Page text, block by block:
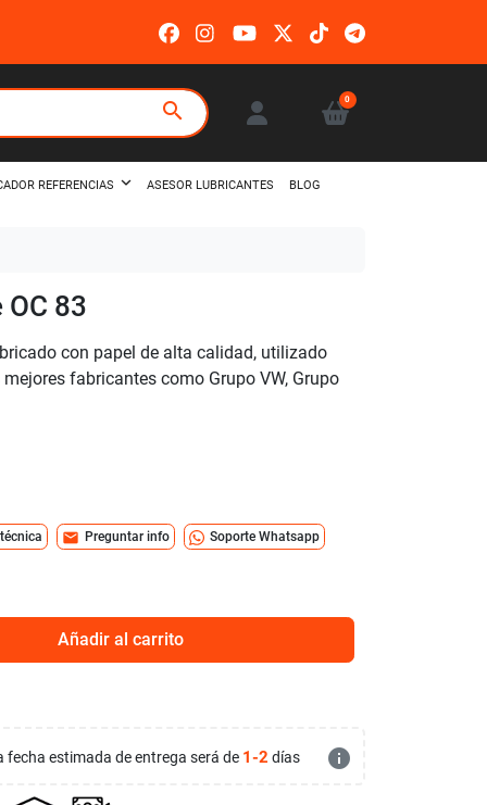
search 0
REFERENCIAS ASESOR LUBRICANTES BLOG
83
con papel de alta calidad, utilizado
fabricantes como Grupo VW, Grupo
mail Preguntar info Soporte Whatsapp
Añadir al carrito
fecha estimada de entrega será de 1-2 días info